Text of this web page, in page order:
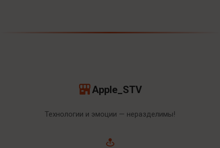
Apple_STV
Технологии и эмоции — неразделимы!